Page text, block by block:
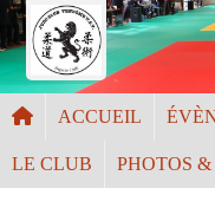
ACCUEIL
LE CLUB PHOTOS
Panneau de gestion des